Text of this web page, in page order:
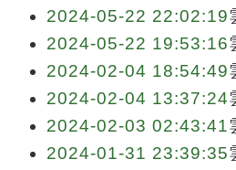
2024-05-22 22:02:19
2024-05-22 19:53:16
2024-02-04 18:54:49
2024-02-04 13:37:24
2024-02-03 02:43:41
2024-01-31 23:39:35